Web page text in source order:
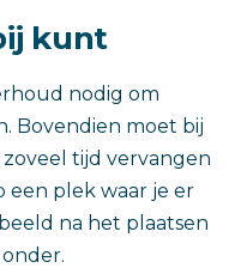
kunt
nodig om
Bovendien moet bij
tijd vervangen
een plek waar je er
na het plaatsen